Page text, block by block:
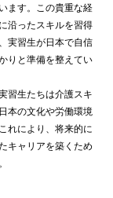
ます。この貴重な経
沿ったスキルを習得
実習生が日本で自信
りと準備を整えてい
習生たちは介護スキ
本の文化や労働環境
れにより、将来的に
キャリアを築くため